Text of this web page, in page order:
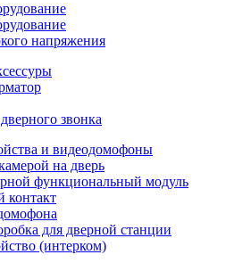
напряжения
звонка
и видеодомофоны
на дверь
функциональный модуль
контакт
для дверной станции
(интерком)